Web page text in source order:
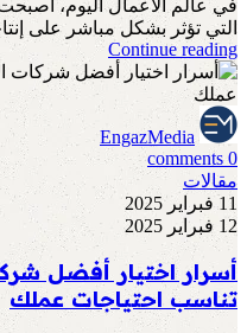
في عالم الأعمال اليوم،
التي تؤثر بشكل مباشر على
Continue reading
EngazMedia
0
comments
مقالات
11 فبراير 2025
12 فبراير 2025
أسرار اختيار أفضل
تناسب احتياجات عملك